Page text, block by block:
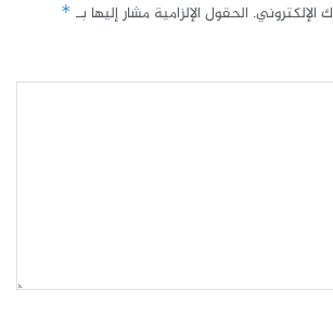
الإلكتروني. الحقول الإلزامية مشار إليها بـ *